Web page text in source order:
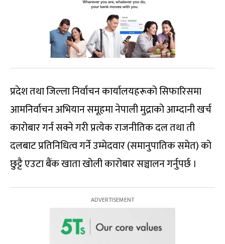
प्रदेश तथा जिल्ला निर्वाचन कार्यालयहरूको सिफारिसमा
आमनिर्वाचन अभियान समूहमा नेपाली मुद्राको आम्दानी खर्च
कारोबार गर्न सक्ने गरी प्रत्येक राजनीतिक दल तथा ती
दलबाट प्रतिनिधित्व गर्ने उम्मेदवार (समानुपातिक समेत) को
छुट्टै एउटा बैंक खाता खोली कारोबार सञ्चालन गर्नुपर्छ ।